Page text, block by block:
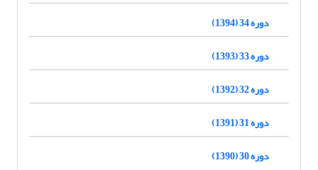
دوره 34 (1394)
دوره 33 (1393)
دوره 32 (1392)
دوره 31 (1391)
دوره 30 (1390)